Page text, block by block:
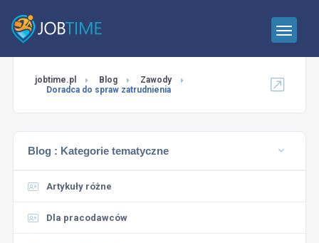
jobtime.pl Blog
Zawody
Doradca do spraw zatrudnienia
Blog : Kategorie tematyczne
Artykuły różne
Dla pracodawców